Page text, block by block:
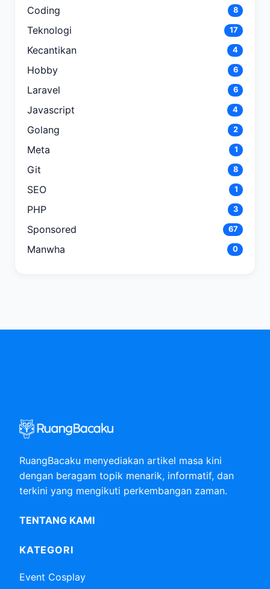
Coding 8
Teknologi 17
Kecantikan 4
Hobby 6
Laravel 6
Javascript 4
Golang 2
Meta 1
Git 8
SEO 1
PHP 3
Sponsored 67
Manwha 0
RuangBacaku menyediakan artikel masa kini
dengan beragam topik menarik, informatif, dan
terkini yang mengikuti perkembangan zaman.
TENTANG KAMI
KATEGORI
Event Cosplay